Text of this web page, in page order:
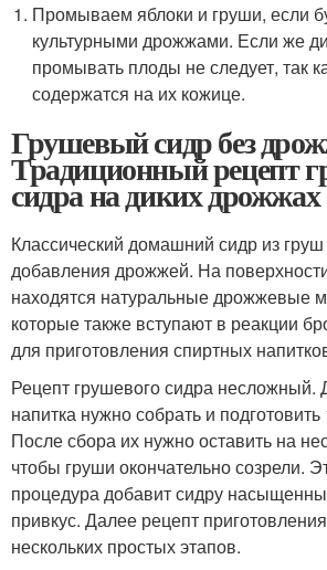
Промываем яблоки и груши, если
культурными дрожжами. Если же
промывать плоды не следует, так
содержатся на их кожице.
Грушевый сидр без
Традиционный рецепт
сидра на диких дрожжах
Классический домашний сидр из груш
добавления дрожжей. На
находятся натуральные дрожжевые
которые также вступают в реакции
для приготовления спиртных
Рецепт грушевого сидра несложный.
напитка нужно собрать и
После сбора их нужно оставить на
чтобы груши окончательно созрели.
процедура добавит сидру
привкус. Далее рецепт
нескольких простых этапов.